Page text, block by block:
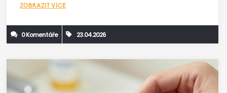
ZOBRAZIT VÍCE
0 Komentáře 23.04.2026